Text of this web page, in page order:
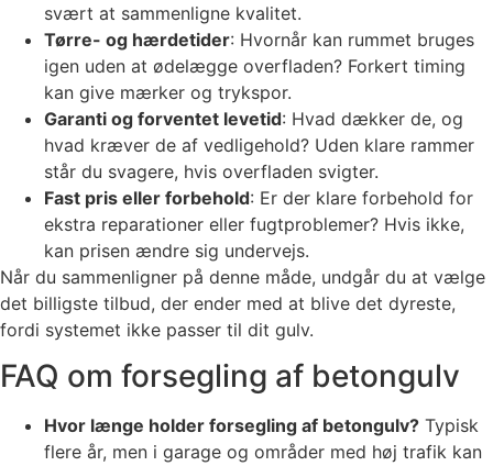
svært at sammenligne kvalitet.
Tørre- og hærdetider: Hvornår kan rummet bruges
igen uden at ødelægge overfladen? Forkert timing
kan give mærker og trykspor.
Garanti og forventet levetid: Hvad dækker de, og
hvad kræver de af vedligehold? Uden klare rammer
står du svagere, hvis overfladen svigter.
Fast pris eller forbehold: Er der klare forbehold for
ekstra reparationer eller fugtproblemer? Hvis ikke,
kan prisen ændre sig undervejs.
Når du sammenligner på denne måde, undgår du at vælge
det billigste tilbud, der ender med at blive det dyreste,
fordi systemet ikke passer til dit gulv.
FAQ om forsegling af betongulv
Hvor længe holder forsegling af betongulv? Typisk
flere år, men i garage og områder med høj trafik kan